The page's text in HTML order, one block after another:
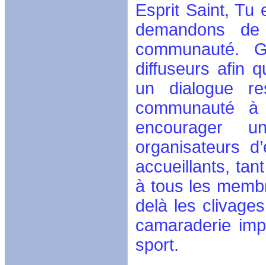
Esprit Saint, Tu
demandons
communauté.
diffuseurs afin
un dialogue
communauté
encourager
organisateurs
accueillants,
à tous les
delà les
camaraderie
sport.